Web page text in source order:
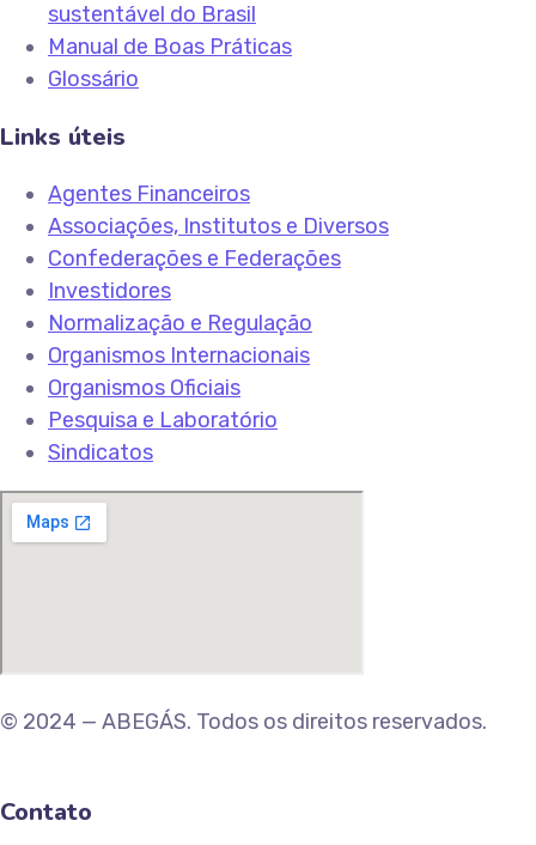
sustentável do Brasil
Manual de Boas Práticas
Glossário
Links úteis
Agentes Financeiros
Associações, Institutos e Diversos
Confederações e Federações
Investidores
Normalização e Regulação
Organismos Internacionais
Organismos Oficiais
Pesquisa e Laboratório
Sindicatos
© 2024 — ABEGÁS. Todos os direitos reservados.
Contato